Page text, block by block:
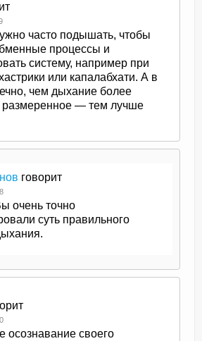
часто подышать, чтобы
процессы и
систему, например при
или капалабхати. А в
чем дыхание более
размеренное — тем лучше
говорит
очень точно
суть правильного
осознавание своего